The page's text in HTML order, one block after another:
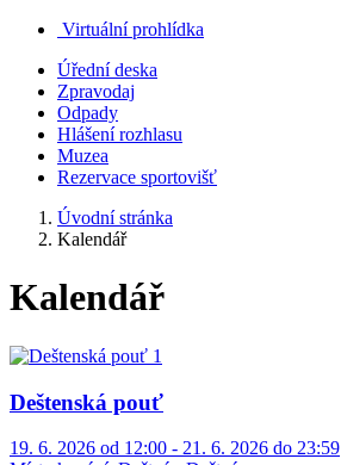
Virtuální prohlídka
Úřední deska
Zpravodaj
Odpady
Hlášení rozhlasu
Muzea
Rezervace sportovišť
Úvodní stránka
Kalendář
Kalendář
Deštenská pouť
19. 6. 2026 od 12:00 - 21. 6. 2026 do 23:59